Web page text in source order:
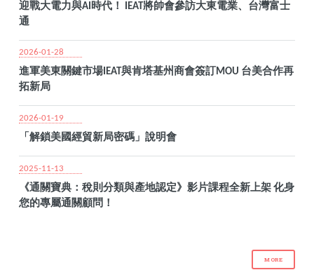
迎戰大電力與AI時代！ IEAT將帥會參訪大東電業、台灣富士
通
2026-01-28
進軍美東關鍵市場IEAT與肯塔基州商會簽訂MOU 台美合作再
拓新局
2026-01-19
「解鎖美國經貿新局密碼」說明會
2025-11-13
《通關寶典：稅則分類與產地認定》影片課程全新上架 化身
您的專屬通關顧問！
MORE